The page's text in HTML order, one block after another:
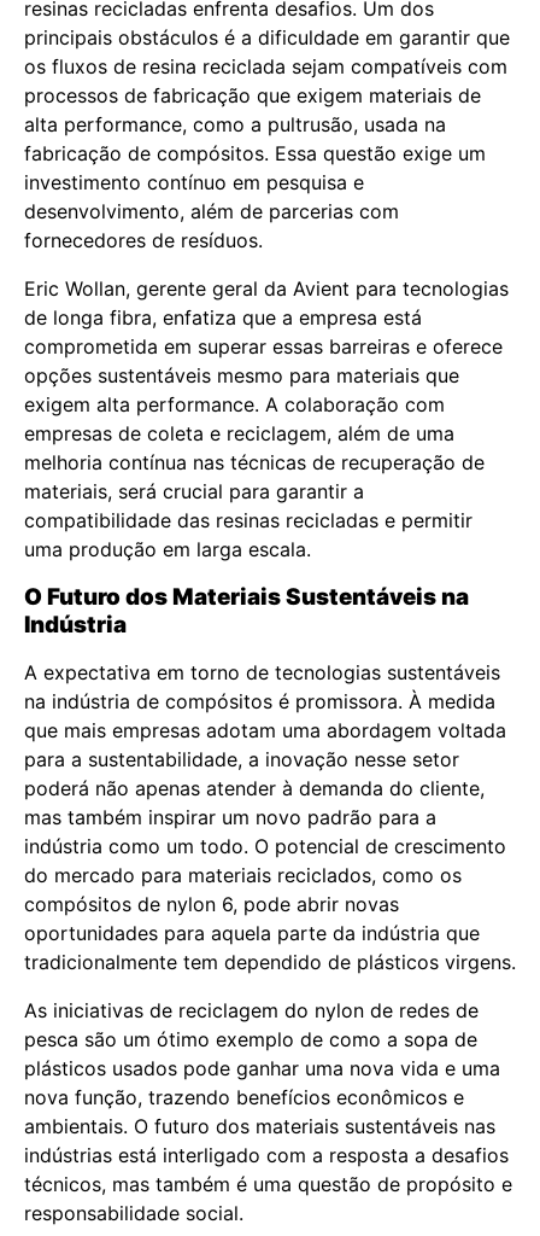
resinas recicladas enfrenta desafios. Um dos
principais obstáculos é a dificuldade em garantir que
os fluxos de resina reciclada sejam compatíveis com
processos de fabricação que exigem materiais de
alta performance, como a pultrusão, usada na
fabricação de compósitos. Essa questão exige um
investimento contínuo em pesquisa e
desenvolvimento, além de parcerias com
fornecedores de resíduos.
Eric Wollan, gerente geral da Avient para tecnologias
de longa fibra, enfatiza que a empresa está
comprometida em superar essas barreiras e oferece
opções sustentáveis mesmo para materiais que
exigem alta performance. A colaboração com
empresas de coleta e reciclagem, além de uma
melhoria contínua nas técnicas de recuperação de
materiais, será crucial para garantir a
compatibilidade das resinas recicladas e permitir
uma produção em larga escala.
O Futuro dos Materiais Sustentáveis na
Indústria
A expectativa em torno de tecnologias sustentáveis
na indústria de compósitos é promissora. À medida
que mais empresas adotam uma abordagem voltada
para a sustentabilidade, a inovação nesse setor
poderá não apenas atender à demanda do cliente,
mas também inspirar um novo padrão para a
indústria como um todo. O potencial de crescimento
do mercado para materiais reciclados, como os
compósitos de nylon 6, pode abrir novas
oportunidades para aquela parte da indústria que
tradicionalmente tem dependido de plásticos virgens.
As iniciativas de reciclagem do nylon de redes de
pesca são um ótimo exemplo de como a sopa de
plásticos usados pode ganhar uma nova vida e uma
nova função, trazendo benefícios econômicos e
ambientais. O futuro dos materiais sustentáveis nas
indústrias está interligado com a resposta a desafios
técnicos, mas também é uma questão de propósito e
responsabilidade social.